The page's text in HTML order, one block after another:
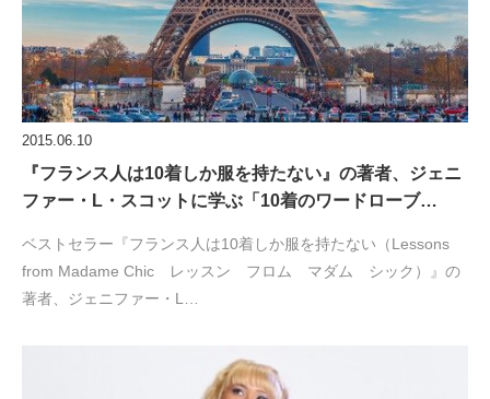
2015.06.10
『フランス人は10着しか服を持たない』の著者、ジェニ
ファー・L・スコットに学ぶ「10着のワードローブ…
ベストセラー『フランス人は10着しか服を持たない（Lessons
from Madame Chic レッスン フロム マダム シック）』の
著者、ジェニファー・L…